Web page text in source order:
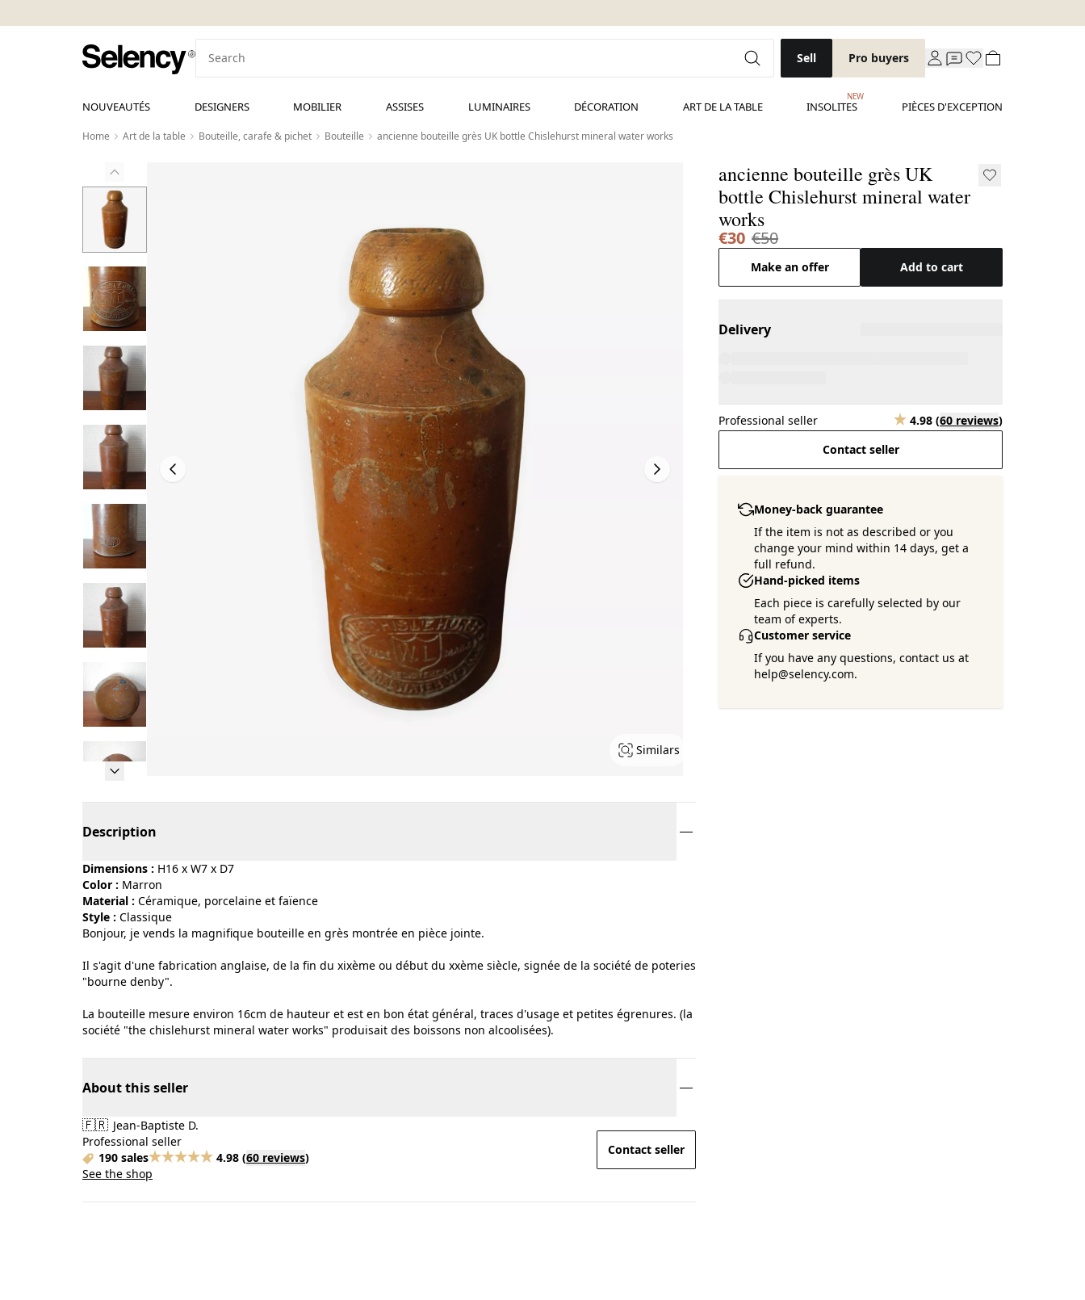
Sell Pro buyers
NOUVEAUTÉS DESIGNERS MOBILIER ASSISES LUMINAIRES DÉCORATION ART DE LA TABLE INSOLITES
NEW
PIÈCES D'EXCEPTION
Home Art de la table Bouteille, carafe & pichet Bouteille ancienne bouteille grès UK bottle Chislehurst mineral water works
Similars
ancienne bouteille grès UK
bottle Chislehurst mineral water
works
€30 €50
Make an offer Add to cart
Delivery
Professional seller 4.98 (60 reviews)
Contact seller
Money-back guarantee
If the item is not as described or you
change your mind within 14 days, get a
full refund.
Hand-picked items
Each piece is carefully selected by our
team of experts.
Customer service
If you have any questions, contact us at
help@selency.com.
Description
Dimensions : H16 x W7 x D7
Color :
marron
Material :
céramique, porcelaine et faïence
Style :
classique
Bonjour, je vends la magnifique bouteille en grès montrée en pièce jointe.
Il s'agit d'une fabrication anglaise, de la fin du xixème ou début du xxème siècle, signée de la société de poteries
"bourne denby".
La bouteille mesure environ 16cm de hauteur et est en bon état général, traces d'usage et petites égrenures. (la
société "the chislehurst mineral water works" produisait des boissons non alcoolisées).
About this seller
🇫🇷 Jean-Baptiste D.
Professional seller
190 sales
4.98 (60 reviews)
See the shop
Contact seller